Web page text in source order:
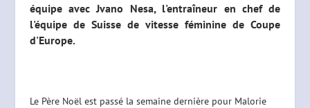
équipe avec Jvano Nesa, l'entraîneur en chef de
l'équipe de Suisse de vitesse féminine de Coupe
d'Europe.
Le Père Noël est passé la semaine dernière pour Malorie